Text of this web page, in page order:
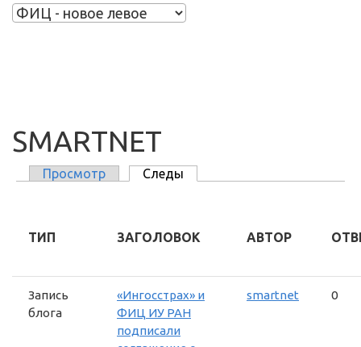
SMARTNET
Просмотр Следы
ТИП ЗАГОЛОВОК АВТОР
Запись
блога
«Ингосстрах» и
ФИЦ ИУ РАН
подписали
smartnet 0